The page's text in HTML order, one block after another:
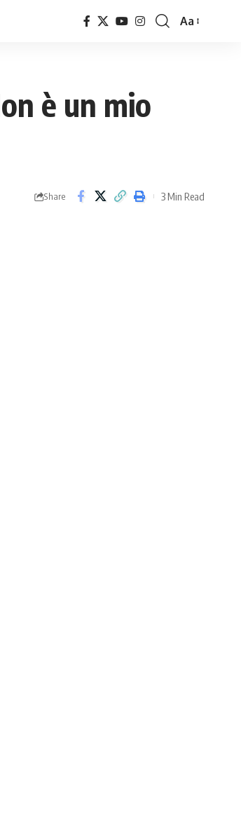
Font
Aa
è un mio
Share 3 Min Read